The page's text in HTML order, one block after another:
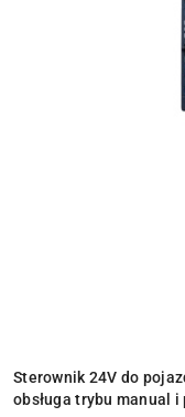
Sterownik 24V do
obsługa trybu manual i